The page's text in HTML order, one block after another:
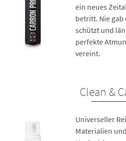
ein neues
betritt. Nie gab
schützt und
perfekte
vereint.
Clean &
Universeller
Materialien